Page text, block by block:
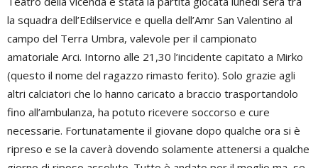
la squadra dell’Edilservice e quella dell’Amr San Valentino al
campo del Terra Umbra, valevole per il campionato
amatoriale Arci. Intorno alle 21,30 l’incidente capitato a Mirko
(questo il nome del ragazzo rimasto ferito). Solo grazie agli
altri calciatori che lo hanno caricato a braccio trasportandolo
fino all’ambulanza, ha potuto ricevere soccorso e cure
necessarie. Fortunatamente il giovane dopo qualche ora si è
ripreso e se la caverà dovendo solamente attenersi a qualche